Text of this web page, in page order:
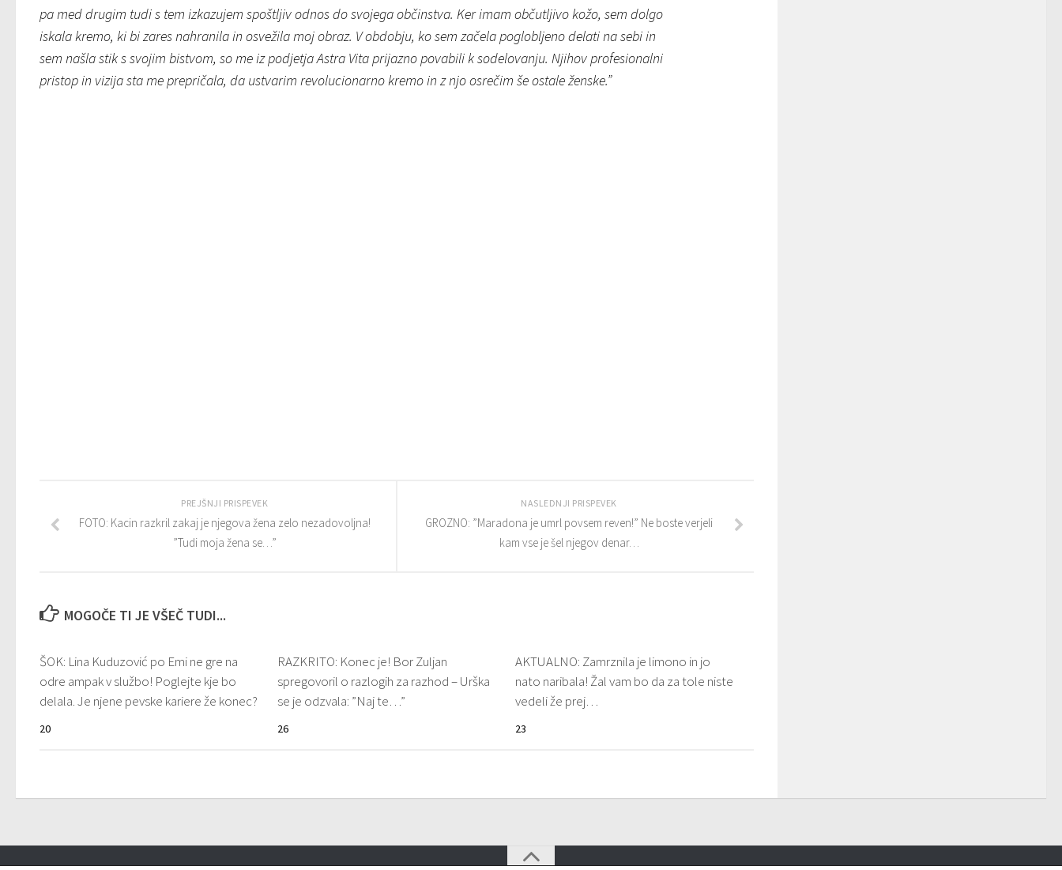
pa med drugim tudi s tem izkazujem spoštljiv odnos do svojega občinstva. Ker imam občutljivo kožo, sem dolgo
iskala kremo, ki bi zares nahranila in osvežila moj obraz. V obdobju, ko sem začela poglobljeno delati na sebi in
sem našla stik s svojim bistvom, so me iz podjetja Astra Vita prijazno povabili k sodelovanju. Njihov profesionalni
pristop in vizija sta me prepričala, da ustvarim revolucionarno kremo in z njo osrečim še ostale ženske.”
NASLEDNJI PRISPEVEK
GROZNO: ”Maradona je umrl povsem reven!” Ne boste verjeli
kam vse je šel njegov denar…
PREJŠNJI PRISPEVEK
FOTO: Kacin razkril zakaj je njegova žena zelo nezadovoljna!
”Tudi moja žena se…”
MOGOČE TI JE VŠEČ TUDI...
ŠOK: Lina Kuduzović po Emi ne gre na
odre ampak v službo! Poglejte kje bo
delala. Je njene pevske kariere že konec?
20
RAZKRITO: Konec je! Bor Zuljan
spregovoril o razlogih za razhod – Urška
se je odzvala: ”Naj te…”
26
AKTUALNO: Zamrznila je limono in jo
nato naribala! Žal vam bo da za tole niste
vedeli že prej…
23